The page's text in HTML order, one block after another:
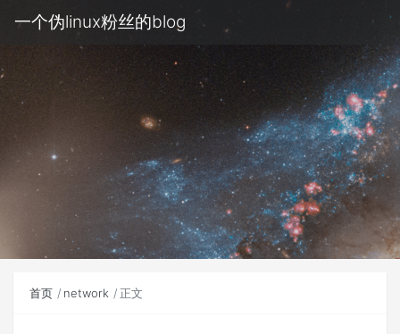
一个伪linux粉丝的blog
首页 network 正文